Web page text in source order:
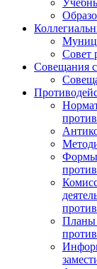
Совет
Совещания
Формы
Планы